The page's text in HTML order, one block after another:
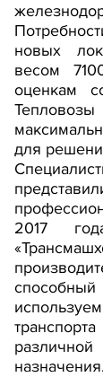
новых
весом
оценкам
для
2017
назначения.